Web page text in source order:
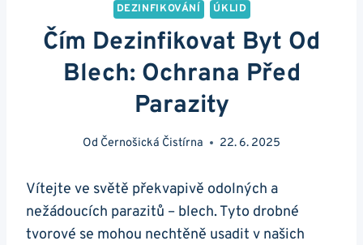
DEZINFIKOVÁNÍ ÚKLID
Čím Dezinfikovat Byt Od
Blech: Ochrana Před
Parazity
Od Černošická Čistírna 22. 6. 2025
Vítejte ve světě překvapivě odolných a
nežádoucích parazitů – blech. Tyto drobné
tvorové se mohou nechtěně usadit v našich